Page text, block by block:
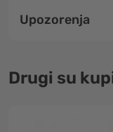
Upozorenja
Drugi su